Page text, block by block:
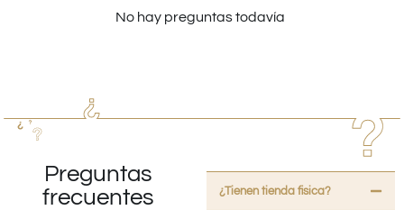
No hay preguntas todavía
Preguntas
frecuentes
¿Tienen tienda fisica?